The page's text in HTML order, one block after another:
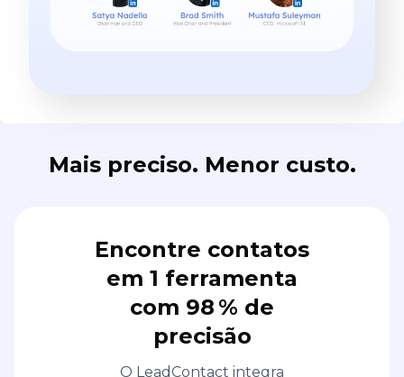
Mais preciso. Menor custo.
Encontre contatos
em 1 ferramenta
com 98 % de
precisão
O LeadContact integra